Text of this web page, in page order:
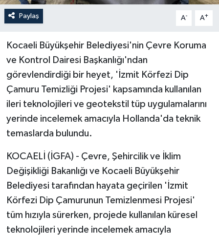
Paylaş A- A+
Kocaeli Büyükşehir Belediyesi'nin Çevre Koruma
ve Kontrol Dairesi Başkanlığı'ndan
görevlendirdiği bir heyet, 'İzmit Körfezi Dip
Çamuru Temizliği Projesi' kapsamında kullanılan
ileri teknolojileri ve geotekstil tüp uygulamalarını
yerinde incelemek amacıyla Hollanda'da teknik
temaslarda bulundu.
KOCAELİ (İGFA) - Çevre, Şehircilik ve İklim
Değişikliği Bakanlığı ve Kocaeli Büyükşehir
Belediyesi tarafından hayata geçirilen 'İzmit
Körfezi Dip Çamurunun Temizlenmesi Projesi'
tüm hızıyla sürerken, projede kullanılan küresel
teknolojileri yerinde incelemek amacıyla